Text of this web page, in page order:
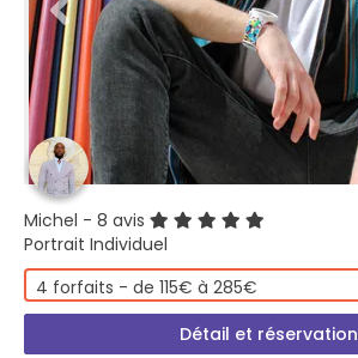
Michel - 8 avis
Portrait Individuel
4 forfaits - de 115€ à 285€
Détail et réservation